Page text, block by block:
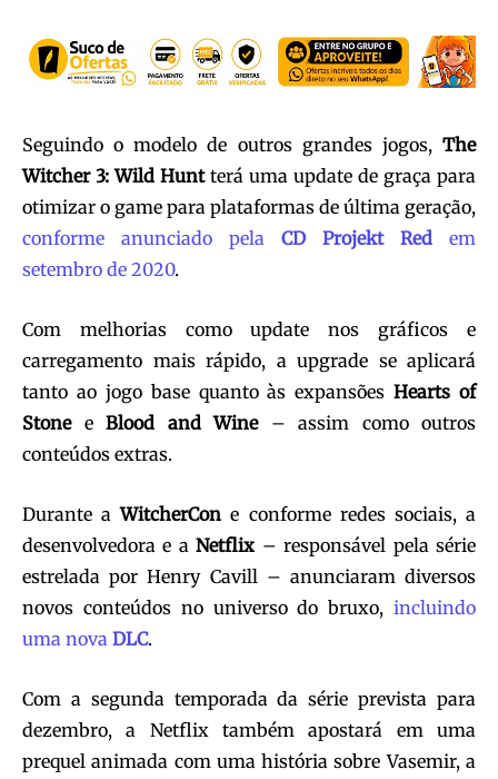
Seguindo o modelo de outros grandes jogos, The
Witcher 3: Wild Huntterá uma update de graça para
otimizar o game para plataformas de última geração,
conforme anunciado pela CD Projekt Red em
setembro de 2020.
Com melhorias como update nos gráficos e
carregamento mais rápido, a upgrade se aplicará
tanto ao jogo base quanto às expansõesHearts of
Stonee Blood and Wine– assim como outros
conteúdos extras.
Durante aWitcherCon e conforme redes sociais, a
desenvolvedora e aNetflix – responsável pela série
estrelada por Henry Cavill – anunciaram diversos
novos conteúdos no universo do bruxo, incluindo
uma nova DLC.
Com a segunda temporada da série prevista para
dezembro, a Netflix também apostará em uma
prequel animada com uma história sobre Vasemir, a